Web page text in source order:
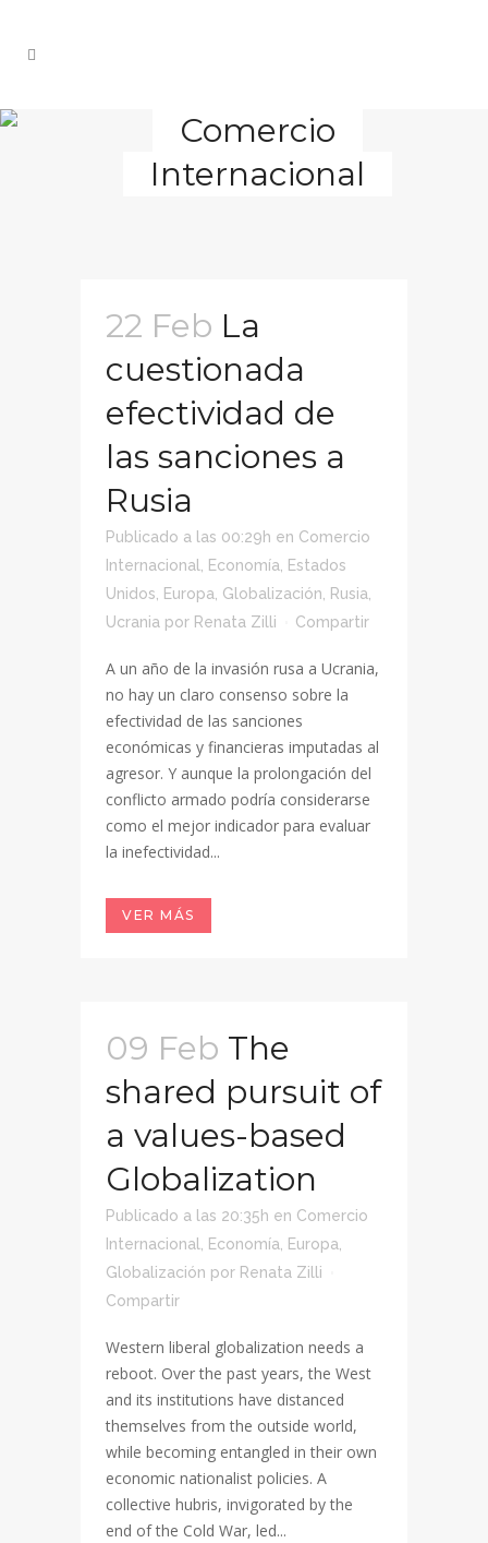
Comercio
Internacional
22 Feb La
cuestionada
efectividad de
las sanciones a
Rusia
Publicado a las 00:29h en Comercio
Internacional
Economía
Estados
Unidos
Europa Globalización Rusia
Ucrania por Renata Zilli Compartir
A un año de la invasión rusa a Ucrania,
no hay un claro consenso sobre la
efectividad de las sanciones
económicas y financieras imputadas al
agresor. Y aunque la prolongación del
conflicto armado podría considerarse
como el mejor indicador para evaluar
la inefectividad...
VER MÁS
09 Feb The
shared pursuit of
a values-based
Globalization
Publicado a las 20:35h en Comercio
Internacional
Economía Europa
Globalización por Renata Zilli
Compartir
Western liberal globalization needs a
reboot. Over the past years, the West
and its institutions have distanced
themselves from the outside world,
while becoming entangled in their own
economic nationalist policies. A
collective hubris, invigorated by the
end of the Cold War, led...